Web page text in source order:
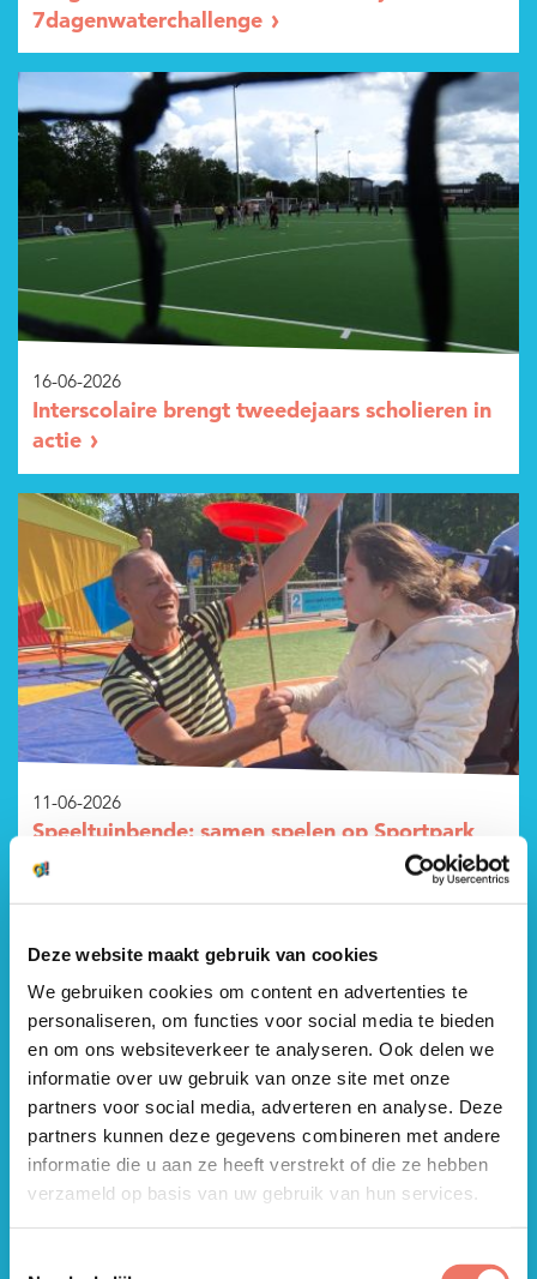
Deze website maakt gebruik van cookies
We gebruiken cookies om content en advertenties te
personaliseren, om functies voor social media te bieden
en om ons websiteverkeer te analyseren. Ook delen we
informatie over uw gebruik van onze site met onze
partners voor social media, adverteren en analyse. Deze
partners kunnen deze gegevens combineren met andere
informatie die u aan ze heeft verstrekt of die ze hebben
verzameld op basis van uw gebruik van hun services.
7dagenwaterchallenge
16-06-2026
Interscolaire brengt tweedejaars scholieren in
actie
11-06-2026
Speeltuinbende: samen spelen op Sportpark
Slingerbos
15-05-2026